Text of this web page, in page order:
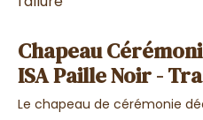
Chapeau
ISA Paille Noir -
Le chapeau de cérémonie